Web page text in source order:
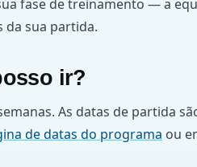
fase de treinamento — a
da sua partida.
ir?
As datas de partida
de datas do programa ou